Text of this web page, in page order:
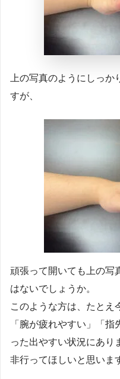
上の写真のようにしっ
すが、
頑張って開いても上の写
はないでしょうか。
このような方は、たとえ
「腕が疲れやすい」「
った出やすい状況にあり
非行ってほしいと思いま